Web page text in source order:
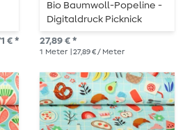
€ *
Bio Baumwoll-Popeline -
Digitaldruck Picknick
Party Türkis
27,89 € *
1 Meter | 27,89 € / Meter